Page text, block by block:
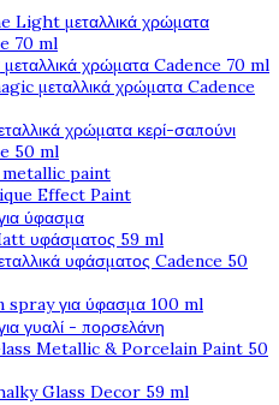
Light μεταλλικά χρώματα
70 ml
χρώματα Cadence 70 ml
μεταλλικά χρώματα Cadence
χρώματα κερί-σαπούνι
50 ml
paint
Effect Paint
ύφασμα
υφάσματος 59 ml
υφάσματος Cadence 50
spray για ύφασμα 100 ml
γυαλί - πορσελάνη
Metallic & Porcelain Paint 50
Glass Decor 59 ml